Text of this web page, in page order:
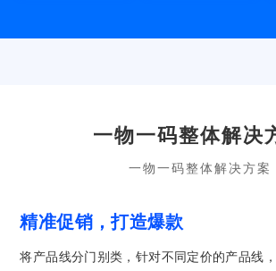
营销方式。
服务。
一物一码整体解决
一物一码整体解决方案
精准促销，打造爆款
将产品线分门别类，针对不同定价的产品线